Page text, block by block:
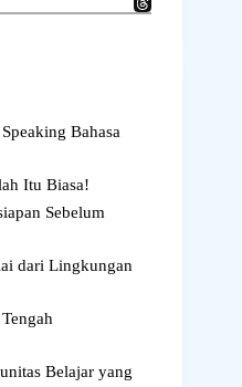
Bahasa
Itu Biasa!
Sebelum
dari Lingkungan
Belajar yang